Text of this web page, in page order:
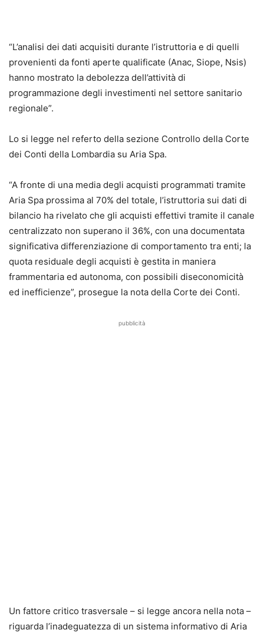
“L’analisi dei dati acquisiti durante l’istruttoria e di quelli
provenienti da fonti aperte qualificate (Anac, Siope, Nsis)
hanno mostrato la debolezza dell’attività di
programmazione degli investimenti nel settore sanitario
regionale”.
Lo si legge nel referto della sezione Controllo della Corte
dei Conti della Lombardia su Aria Spa.
“A fronte di una media degli acquisti programmati tramite
Aria Spa prossima al 70% del totale, l’istruttoria sui dati di
bilancio ha rivelato che gli acquisti effettivi tramite il canale
centralizzato non superano il 36%, con una documentata
significativa differenziazione di comportamento tra enti; la
quota residuale degli acquisti è gestita in maniera
frammentaria ed autonoma, con possibili diseconomicità
ed inefficienze”, prosegue la nota della Corte dei Conti.
pubblicità
Un fattore critico trasversale – si legge ancora nella nota –
riguarda l’inadeguatezza di un sistema informativo di Aria